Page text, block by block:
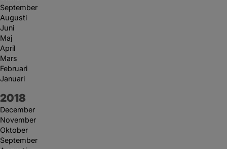
September
Augusti
Juni
Maj
April
Mars
Februari
Januari
År:
2018
December
November
Oktober
September